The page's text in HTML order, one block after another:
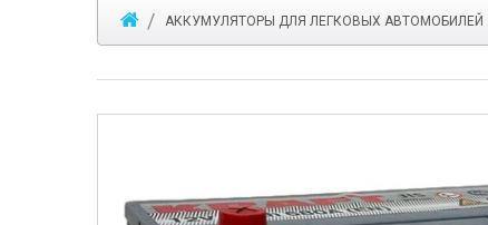
АККУМУЛЯТОРЫ ДЛЯ ЛЕГКОВЫХ АВТОМОБИЛЕЙ